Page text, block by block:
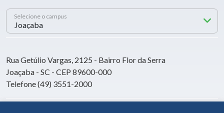
Selecione o campus
Rua Getúlio Vargas, 2125 - Bairro Flor da Serra
Joaçaba - SC - CEP 89600-000
Telefone (49) 3551-2000